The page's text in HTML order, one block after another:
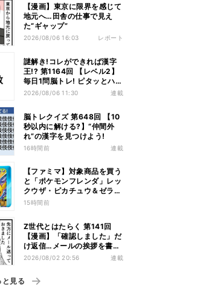
【漫画】東京に限界を感じて
地元へ…田舎の仕事で見え
た“ギャップ”
2026/08/06 16:03 レポート
謎解き!コレができれば漢字
王!? 第1164回 【レベル2】
毎日1問脳トレ! ピタッとハマ
る漢字はどれだ?
2026/08/06 11:30 連載
脳トレクイズ 第648回 【10
秒以内に解ける?】“仲間外
れ”の漢字を見つけよう!
16時間前 連載
【ファミマ】対象商品を買う
と「ポケモンフレンダ」レッ
クウザ・ピカチュウ＆ゼラオ
ラのスペシャルフレンダピッ
15時間前
Z世代とはたらく 第141回
【漫画】「確認しました」だ
け返信…メールの挨拶を書か
ない“チャット世代”の価値観
2026/08/02 20:56 連載
と見る